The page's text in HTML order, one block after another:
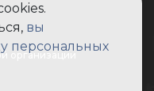
организации
вы
персональных